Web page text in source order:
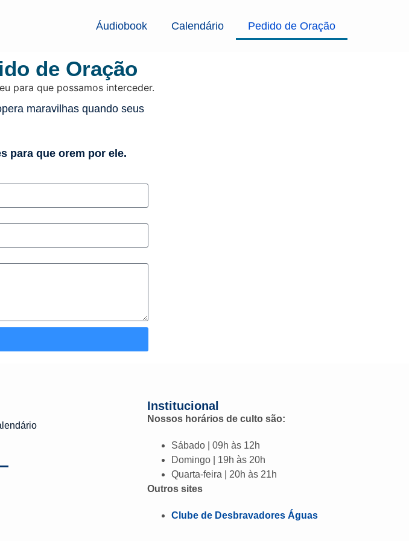
Áudiobook Calendário Pedido de Oração
de Oração
maravilhas quando seus
para que orem por ele.
Institucional
Nossos horários de culto são:
Sábado | 09h às 12h
Domingo | 19h às 20h
Quarta-feira | 20h às 21h
Outros sites
Clube de Desbravadores Águas